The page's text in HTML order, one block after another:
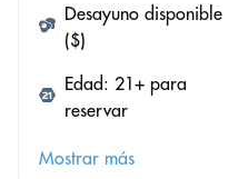
Desayuno disponible
($)
Edad: 21+ para
reservar
Mostrar más